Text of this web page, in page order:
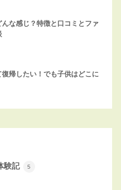
んな感じ？特徴と口コミとファ
帰したい！でも子供はどこに
験記 5